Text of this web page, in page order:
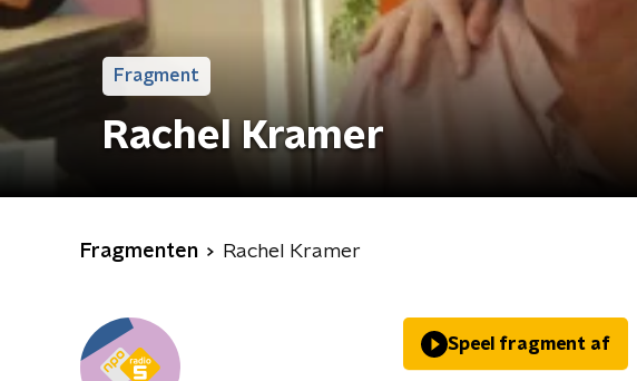
Fragment
Rachel Kramer
Fragmenten Rachel Kramer
Speel fragment af